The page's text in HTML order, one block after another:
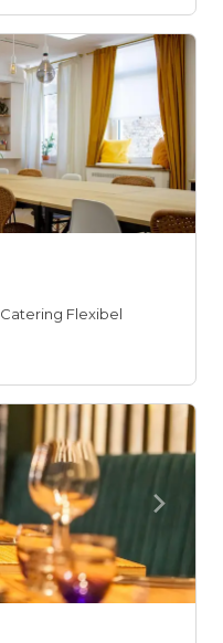
Catering Flexibel